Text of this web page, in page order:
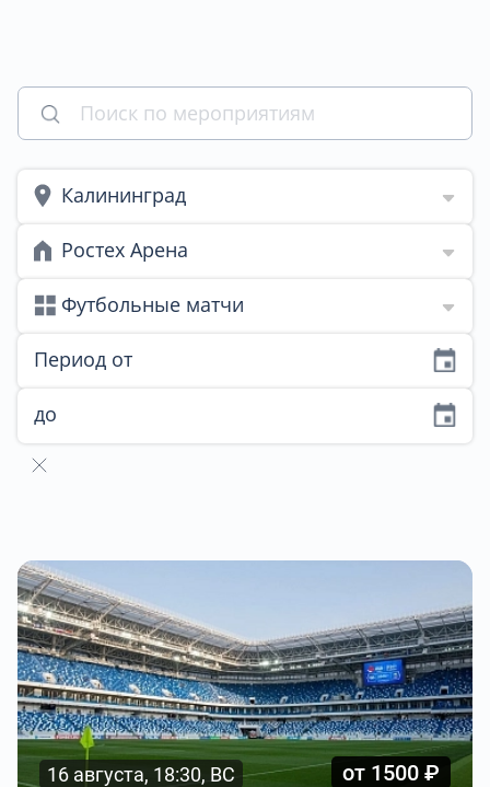
Калининград
Ростех Арена
Футбольные матчи
Период от
до
16 августа, 18:30, ВС от 1500 ₽